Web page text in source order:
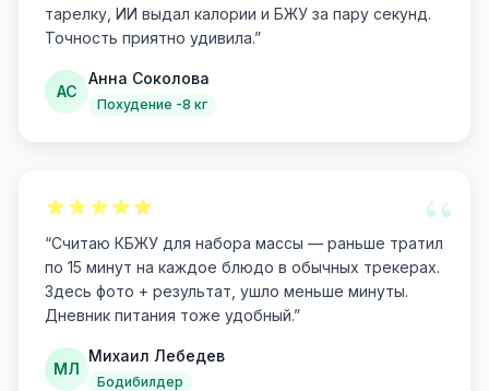
тарелку, ИИ выдал калории и БЖУ за пару секунд.
Точность приятно удивила.”
АС
Анна Соколова
Похудение -8 кг
“
“Считаю КБЖУ для набора массы — раньше тратил
по 15 минут на каждое блюдо в обычных трекерах.
Здесь фото + результат, ушло меньше минуты.
Дневник питания тоже удобный.”
МЛ
Михаил Лебедев
Бодибилдер